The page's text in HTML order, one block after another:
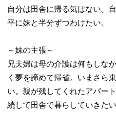
自分は田舎に帰る気はない。
平に妹と半分ずつわけたい。
～妹の主張～
兄夫婦は母の介護は何もしな
く夢を諦めて帰省。いまさら
い。親が残してくれたアパー
続して田舎で暮らしていきた